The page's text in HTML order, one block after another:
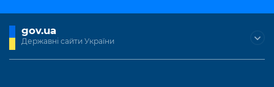
gov.ua
Державні сайти України